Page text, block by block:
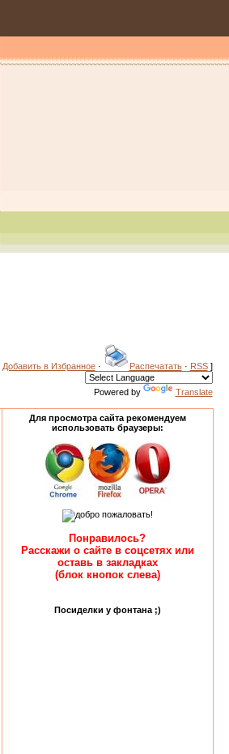
Добавить в Избранное· Распечатать· RSS]
Powered by Translate
Для просмотра сайта рекомендуем
использовать браузеры:
Понравилось?
Расскажи о сайте в соцсетях или
оставь в закладках
(блок кнопок слева)
Посиделки у фонтана ;)